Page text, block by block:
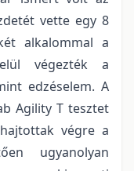
vette egy 8
alkalommal a
végezték a
edzéselem. A
Agility T tesztet
végre a
ugyanolyan